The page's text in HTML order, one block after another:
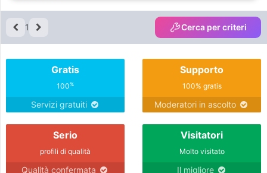
1 Cerca per criteri
Gratis
100%
Servizi gratuiti
Supporto
100% gratis
Moderatori in ascolto
Serio
profili di qualità
Qualità confermata
Visitatori
Molto visitato
Il migliore